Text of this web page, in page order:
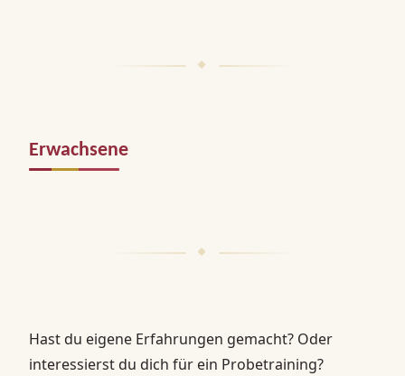
Erwachsene
Hast du eigene Erfahrungen gemacht? Oder
interessierst du dich für ein Probetraining?